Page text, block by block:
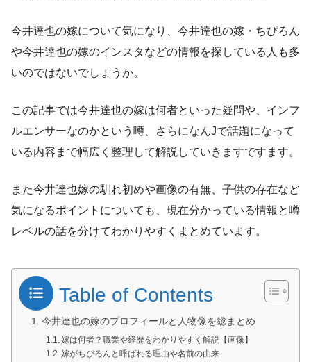
今井達也の嫁について気になり、今井達也の嫁・ちぴろん
や今井達也の嫁のインスタなどの情報を探している人も多
いのではないでしょうか。
この記事では今井達也の嫁は何者といった疑問や、インフ
ルエンサーなのかという噂、さらになんJで話題になって
いる内容まで幅広く整理して解説していきますですます。
また今井達也嫁の馴れ初めや画像の有無、子供の存在など
気になるポイントについても、現在分かっている情報と噂
レベルの話を分けてわかりやすくまとめています。
Table of Contents
今井達也の嫁のプロフィールと人物像を総まとめ
嫁は何者？職業や経歴をわかりやすく解説【画像】
嫁がちぴろんと呼ばれる理由や名前の由来